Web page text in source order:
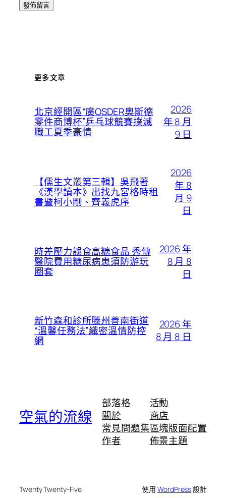
更多文章
北京經開區“廣OSDER奧斯德
零件商博杯”乒乓球競賽撲滅
職工夏季豪情
2026
年 8 月
9 日
【儒生文叢第三輯】吳飛著
《漢學讀本》出找九宮格時租
書暨柯小剛、齊義虎序
2026
年 8
月 9
日
時差壓力誤食高糖食品 秀傳
醫院費用糖尿病患須防游玩
圈套
2026 年
8 月 8
日
新竹森和診所滕州善南街道
“溫馨任務法”織密溫情防控
網
2026 年
8 月 8 日
空氣的流線
部落格
關於
常見問題集
作者
活動
商店
區塊版面配置
佈景主題
Twenty Twenty-Five 使用WordPress設計